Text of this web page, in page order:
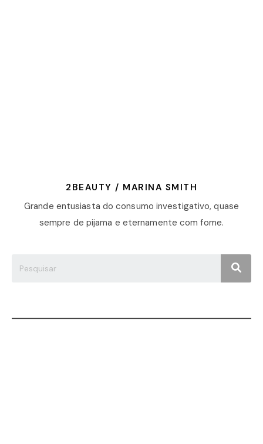
2BEAUTY / MARINA SMITH
Grande entusiasta do consumo investigativo, quase
sempre de pijama e eternamente com fome.